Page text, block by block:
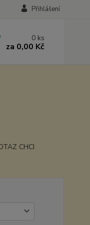
Přihlášení
0 ks
za 0,00 Kč
CHCI